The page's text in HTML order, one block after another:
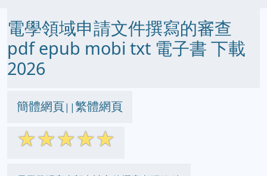
電學領域申請文件撰寫的審查
pdf epub mobi txt 電子書 下載
2026
簡體網頁||繁體網頁
☆☆☆☆☆